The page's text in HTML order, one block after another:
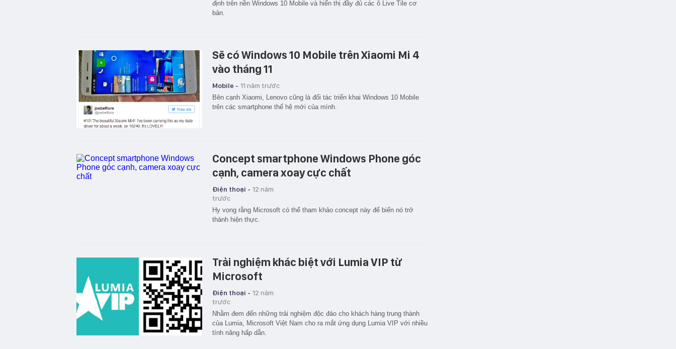
định trên nền Windows 10 Mobile và hiển thị đầy đủ các ô Live Tile cơ
bản.
Sẽ có Windows 10 Mobile trên Xiaomi Mi 4
vào tháng 11
Mobile - 11 năm trước
Bên cạnh Xiaomi, Lenovo cũng là đối tác triển khai Windows 10 Mobile
trên các smartphone thế hệ mới của mình.
Concept smartphone Windows Phone góc
cạnh, camera xoay cực chất
Điện thoại - 12 năm
trước
Hy vọng rằng Microsoft có thể tham khảo concept này để biến nó trở
thành hiện thực.
Trải nghiệm khác biệt với Lumia VIP từ
Microsoft
Điện thoại - 12 năm
trước
Nhằm đem đến những trải nghiệm độc đáo cho khách hàng trung thành
của Lumia, Microsoft Việt Nam cho ra mắt ứng dụng Lumia VIP với nhiều
tính năng hấp dẫn.